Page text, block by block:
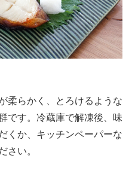
柔らかく、とろけるような
です。冷蔵庫で解凍後、味
くか、キッチンペーパーな
さい。